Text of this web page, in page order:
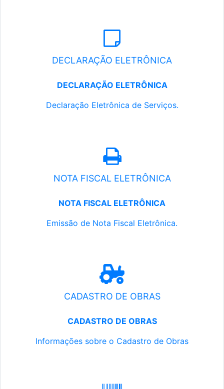
DECLARAÇÃO ELETRÔNICA
DECLARAÇÃO ELETRÔNICA
Declaração Eletrônica de Serviços.
NOTA FISCAL ELETRÔNICA
NOTA FISCAL ELETRÔNICA
Emissão de Nota Fiscal Eletrônica.
CADASTRO DE OBRAS
CADASTRO DE OBRAS
Informações sobre o Cadastro de Obras